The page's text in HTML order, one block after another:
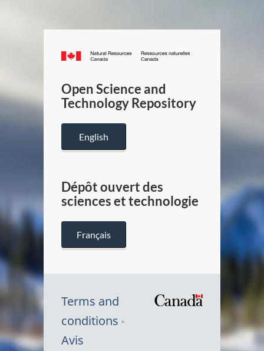
Canada.ca
/
Canada
Open Science and
Technology Repository
English
Dépôt ouvert des
sciences et technologie
Français
Terms and
conditions
Avis
Symbole